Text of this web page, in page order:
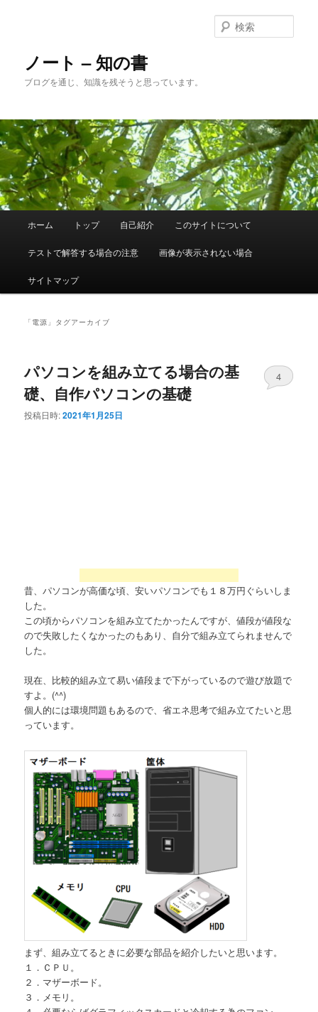
へ
移
移
動
ノート – 知の書
ブログを通じ、知識を残そうと思っています。
索
ュ
ホーム トップ 自己紹介 このサイトについて
テストで解答する場合の注意 画像が表示されない場合
サイトマップ
「 電源 」タグアーカイブ
パソコンを組み立てる場合の基
礎、自作パソコンの基礎
投稿日時:2021年1月25日
4
昔、パソコンが高価な頃、安いパソコンでも１８万円ぐらいしま
した。
この頃からパソコンを組み立てたかったんですが、値段が値段な
ので失敗したくなかったのもあり、自分で組み立てられませんで
した。
現在、比較的組み立て易い値段まで下がっているので遊び放題で
すよ。(^^)
個人的には環境問題もあるので、省エネ思考で組み立てたいと思
っています。
まず、組み立てるときに必要な部品を紹介したいと思います。
１．ＣＰＵ。
２．マザーボード。
３．メモリ。